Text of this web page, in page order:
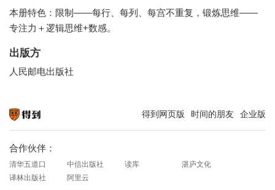
本册特色：限制——每行、每列、每宫不重复，锻炼思维——
专注力＋逻辑思维+数感。
出版方
人民邮电出版社
得到网页版 时间的朋友 企业版
合作伙伴：
清华五道口 中信出版社 读库
湛庐文化
译林出版社
阿里云